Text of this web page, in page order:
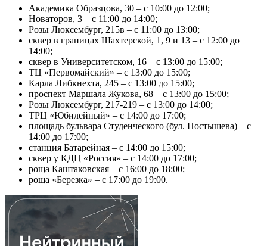
Академика Образцова, 30 – с 10:00 до 12:00;
Новаторов, 3 – с 11:00 до 14:00;
Розы Люксембург, 215в – с 11:00 до 13:00;
сквер в границах Шахтерской, 1, 9 и 13 – с 12:00 до
14:00;
сквер в Университетском, 16 – с 13:00 до 15:00;
ТЦ «Первомайский» – с 13:00 до 15:00;
Карла Либкнехта, 245 – с 13:00 до 15:00;
проспект Маршала Жукова, 68 – с 13:00 до 15:00;
Розы Люксембург, 217-219 – с 13:00 до 14:00;
ТРЦ «Юбилейный» – с 14:00 до 17:00;
площадь бульвара Студенческого (бул. Постышева) – с
14:00 до 17:00;
станция Батарейная – с 14:00 до 15:00;
сквер у КДЦ «Россия» – с 14:00 до 17:00;
роща Каштаковская – с 16:00 до 18:00;
роща «Березка» – с 17:00 до 19:00.